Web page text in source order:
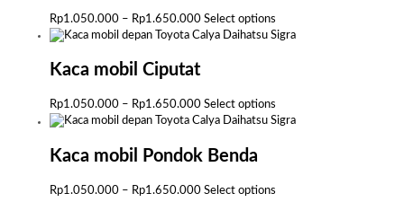
options
product
Rp1.050.000 – Rp1.650.000Price
range:
Select options
product
options
Kaca mobil Ciputat
Rp1.050.000 – Rp1.650.000Price
range:
through
Select options
product
Kaca mobil Pondok Benda
Rp1.050.000 – Rp1.650.000Price
Select options